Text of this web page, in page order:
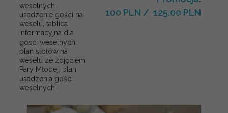
weselnych
usadzenie gości na
weselu, tablica
informacyjna dla
gości weselnych,
plan stołów na
weselu ze zdjęciem
Pary Młodej, plan
usadzenia gości
weselnych
100 PLN / 125.00 PLN